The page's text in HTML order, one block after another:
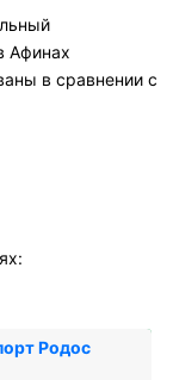
Афинах
в сравнении с
Родос